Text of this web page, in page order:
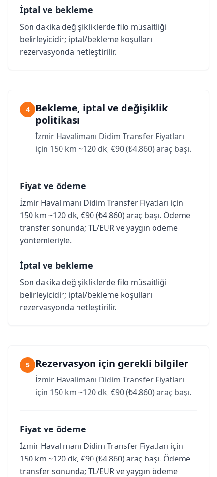
İptal ve bekleme
Son dakika değişikliklerde filo müsaitliği
belirleyicidir; iptal/bekleme koşulları
rezervasyonda netleştirilir.
4
Bekleme, iptal ve değişiklik
politikası
İzmir Havalimanı Didim Transfer Fiyatları
için 150 km ~120 dk, €90 (₺4.860) araç başı.
Fiyat ve ödeme
İzmir Havalimanı Didim Transfer Fiyatları için
150 km ~120 dk, €90 (₺4.860) araç başı. Ödeme
transfer sonunda; TL/EUR ve yaygın ödeme
yöntemleriyle.
İptal ve bekleme
Son dakika değişikliklerde filo müsaitliği
belirleyicidir; iptal/bekleme koşulları
rezervasyonda netleştirilir.
5 Rezervasyon için gerekli bilgiler
İzmir Havalimanı Didim Transfer Fiyatları
için 150 km ~120 dk, €90 (₺4.860) araç başı.
Fiyat ve ödeme
İzmir Havalimanı Didim Transfer Fiyatları için
150 km ~120 dk, €90 (₺4.860) araç başı. Ödeme
transfer sonunda; TL/EUR ve yaygın ödeme